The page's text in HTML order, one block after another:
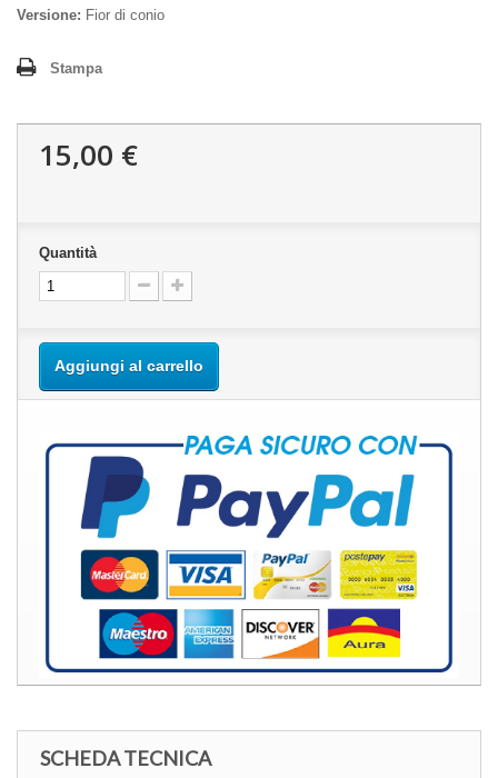
Versione: Fior di conio
Stampa
15,00 €
Quantità
Aggiungi al carrello
SCHEDA TECNICA